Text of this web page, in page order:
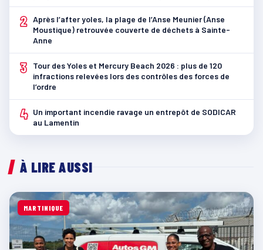
2 Après l’after yoles, la plage de l’Anse Meunier (Anse
Moustique) retrouvée couverte de déchets à Sainte-
Anne
3
Tour des Yoles et Mercury Beach 2026 : plus de 120
infractions relevées lors des contrôles des forces de
l’ordre
4 Un important incendie ravage un entrepôt de SODICAR
au Lamentin
À LIRE AUSSI
MARTINIQUE